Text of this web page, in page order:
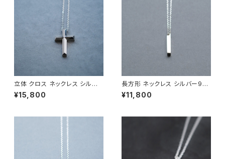
立体 クロス ネックレス シルバ
ー925 メンズ ユニセックス
¥15,800
長方形 ネックレス シルバー925
メンズ ユニセックス
¥11,800